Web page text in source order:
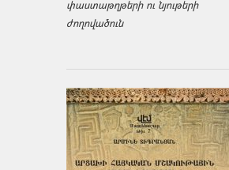
փաստաթղթերի ու նյութերի
ժողովածուն